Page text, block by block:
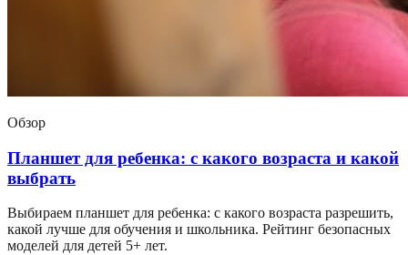
Обзор
Планшет для ребенка: с какого возраста и какой
выбрать
Выбираем планшет для ребенка: с какого возраста разрешить,
какой лучше для обучения и школьника. Рейтинг безопасных
моделей для детей 5+ лет.